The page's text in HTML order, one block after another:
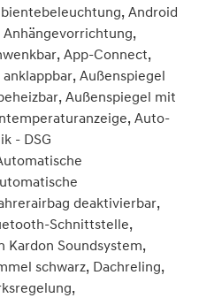
Android
Anhängevorrichtung,
App-Connect,
Außenspiegel
Außenspiegel mit
Auto-
- DSG
deaktivierbar,
Schnittstelle,
Kardon Soundsystem,
schwarz, Dachreling,